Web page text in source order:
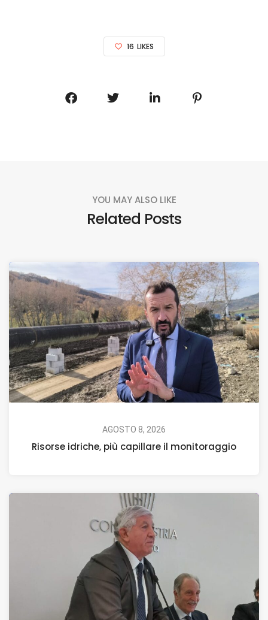
16 LIKES
YOU MAY ALSO LIKE
Related Posts
AGOSTO 8, 2026
Risorse idriche, più capillare il monitoraggio